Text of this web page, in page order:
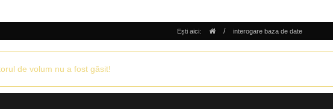
Ești aici: / interogare baza de date
de volum nu a fost găsit!